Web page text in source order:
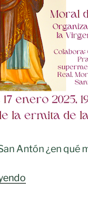
Antón ¿en qué